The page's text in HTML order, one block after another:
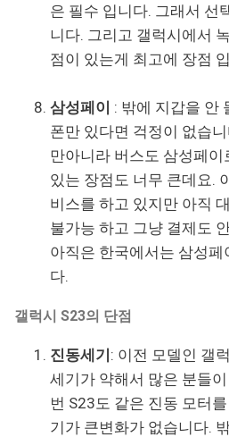
은 필수 입니다. 그래서 선
니다. 그리고 갤럭시에서
점이 있는게 최고에 장점
삼성페이 : 밖에 지갑을 안
폰만 있다면 걱정이 없습
만아니라 버스도 삼성페
있는 장점도 너무 큰데요.
비스를 하고 있지만 아직
불가능 하고 그냥 결제도
아직은 한국에서는 삼성페
다.
갤럭시 S23의 단점
진동세기: 이전 모델인 갤
세기가 약해서 많은 분들
번 S23도 같은 진동 모터
기가 큰변화가 없습니다.